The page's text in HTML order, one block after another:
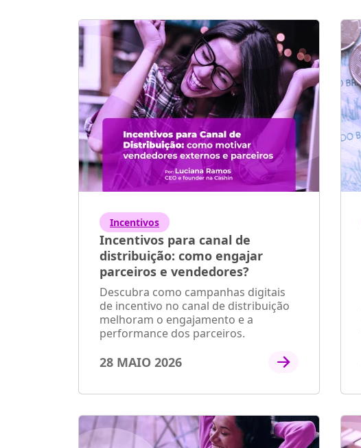
Incentivos
Incentivos para canal de
distribuição: como engajar
parceiros e vendedores?
Descubra como campanhas digitais
de incentivo no canal de distribuição
melhoram o engajamento e a
performance dos parceiros.
28 MAIO 2026